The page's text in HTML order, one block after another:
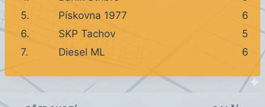
5.
Pískovna 1977
6
6.
SKP Tachov
5
7.
Diesel ML 6